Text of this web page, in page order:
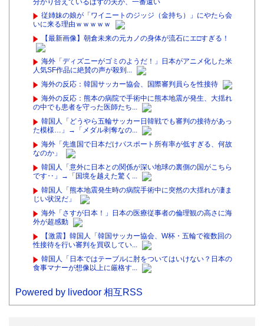
分かり合えているはずの夫が、一番遠い
従姉妹の娘が「ワイニートのジッジ（金持ち）」にやたら会
いに来る理由ｗｗｗｗｗ
【最新画像】朝倉未来の元カノの身体が流石にエ□すぎる！
海外「ディズニーがゴミのようだ！」日本がアニメ化した米
人気SF作品に絶賛の声が殺到...
海外の反応：韓国サッカー協会、国際審判員らを性接待
海外の反応：熊本の病院で手術中に熊本地震が発生、大揺れ
の中でも患者を守った医師たち...
韓国人「どうやら五輪サッカー日韓戦でも審判の接待があっ
た模様…」→「メダル剥奪なの...
海外「先進国で日本だけパスポート所有率が低すぎる、何故
なのか」
韓国人「意外に日本との関係が深い地球の裏側の国がこちら
です‥」→「国境を越えた驚く...
韓国人「熊本地震発生時の病院手術中に突然の大揺れが凄ま
じい状況だ」
海外「さすが日本！」日本の医療従事者の倫理観の高さに海
外が超感動
【激震】韓国人「韓国サッカー協会、W杯・五輪で複数回の
性接待を行い審判を買収してい...
韓国人「日本ではテーブルに肘をついてはいけない？日本の
食事マナーが想像以上に厳格す...
Powered by livedoor 相互RSS